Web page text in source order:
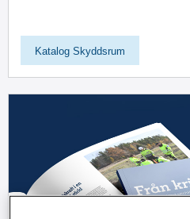
Katalog Skyddsrum